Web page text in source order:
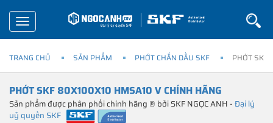
Toggle
navigation
TRANG CHỦ SẢN PHẨM PHỚT CHẮN DẦU SKF PHỚT SKF
PHỚT SKF 80X100X10 HMSA10 V CHÍNH HÃNG
Sản phẩm được phân phối chính hãng ® bởi SKF NGỌC ANH -Đại lý
uỷ quyền SKF